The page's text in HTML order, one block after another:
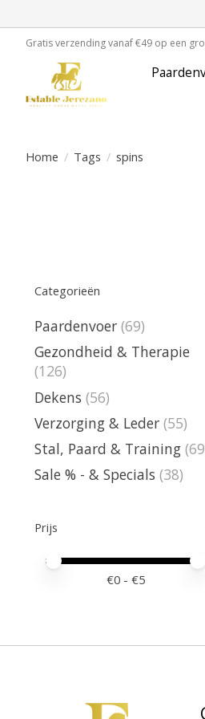
Gratis verzending vanaf €49 op een
Home / Tags / spins
Categorieën
Paardenvoer (69)
Gezondheid & Therapie
(126)
Dekens (56)
Verzorging & Leder (55)
Stal, Paard & Training
Sale % - & Specials (38)
Prijs
Minimale prijswaarde
Price maximum value
€0 - €5